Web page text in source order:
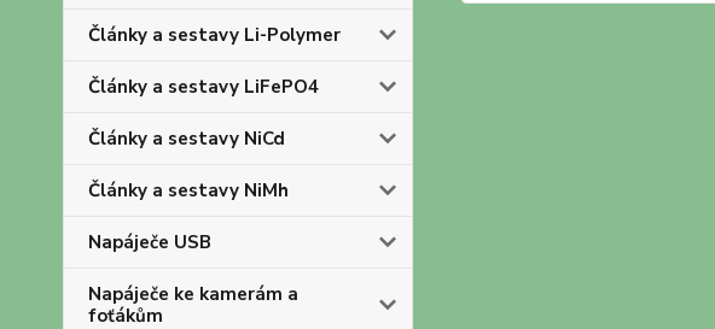
Články a sestavy Li-Polymer
Články a sestavy LiFePO4
Články a sestavy NiCd
Články a sestavy NiMh
Napáječe USB
Napáječe ke kamerám a
foťákům